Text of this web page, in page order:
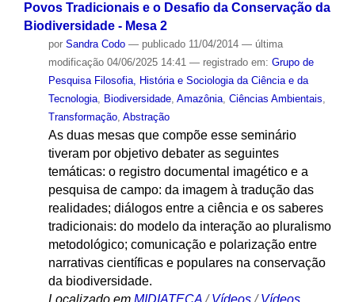
Povos Tradicionais e o Desafio da Conservação da
Biodiversidade - Mesa 2
por Sandra Codo — publicado11/04/2014 — última
modificação04/06/2025 14:41 — registrado em: Grupo de
Pesquisa Filosofia, História e Sociologia da Ciência e da
Tecnologia, Biodiversidade, Amazônia, Ciências Ambientais,
Transformação, Abstração
As duas mesas que compõe esse seminário
tiveram por objetivo debater as seguintes
temáticas: o registro documental imagético e a
pesquisa de campo: da imagem à tradução das
realidades; diálogos entre a ciência e os saberes
tradicionais: do modelo da interação ao pluralismo
metodológico; comunicação e polarização entre
narrativas científicas e populares na conservação
da biodiversidade.